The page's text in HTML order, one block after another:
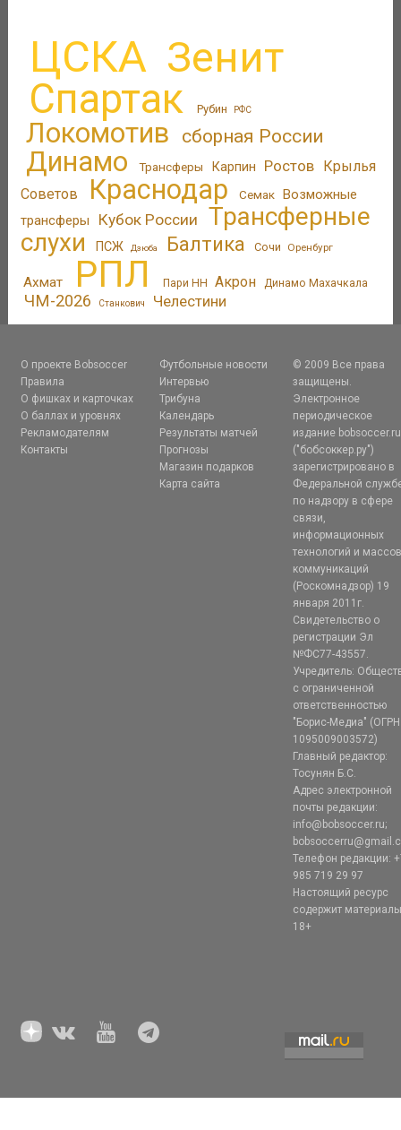
ЦСКА Зенит
Спартак Рубин РФС
Локомотив сборная России
Динамо Трансферы Карпин Ростов
Крылья
Советов
Краснодар Семак Возможные
трансферы
Кубок России
Трансферные
слухи
ПСЖ Дзюба Балтика Сочи Оренбург
Ахмат РПЛ Пари НН Акрон Динамо Махачкала
ЧМ-2026 Станкович Челестини
О проекте Bobsoccer
Правила
О фишках и карточках
О баллах и уровнях
Рекламодателям
Контакты
Футбольные новости
Интервью
Трибуна
Календарь
Результаты матчей
Прогнозы
Магазин подарков
Карта сайта
© 2009 Все права
защищены.
Электронное
периодическое
издание bobsoccer.ru
("бобсоккер.ру")
зарегистрировано в
Федеральной
по надзору в сфере
связи,
информационных
технологий и
коммуникаций
(Роскомнадзор) 19
января 2011г.
Свидетельство о
регистрации Эл
№ФС77-43557.
Учредитель:
с ограниченной
ответственностью
"Борис-Медиа" (ОГРН
1095009003572)
Главный редактор:
Тосунян Б.С.
Адрес электронной
почты редакции:
info@bobsoccer.ru;
Телефон редакции:
985 719 29 97
Настоящий ресурс
содержит
18+